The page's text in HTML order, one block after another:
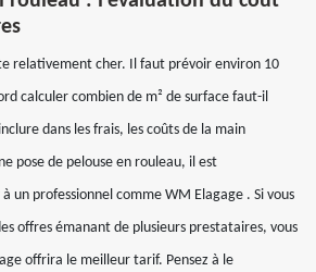
relativement cher. Il faut prévoir environ 10
calculer combien de m² de surface faut-il
dans les frais, les coûts de la main
pose de pelouse en rouleau, il est
un professionnel comme WM Elagage . Si vous
offres émanant de plusieurs prestataires, vous
offrira le meilleur tarif. Pensez à le